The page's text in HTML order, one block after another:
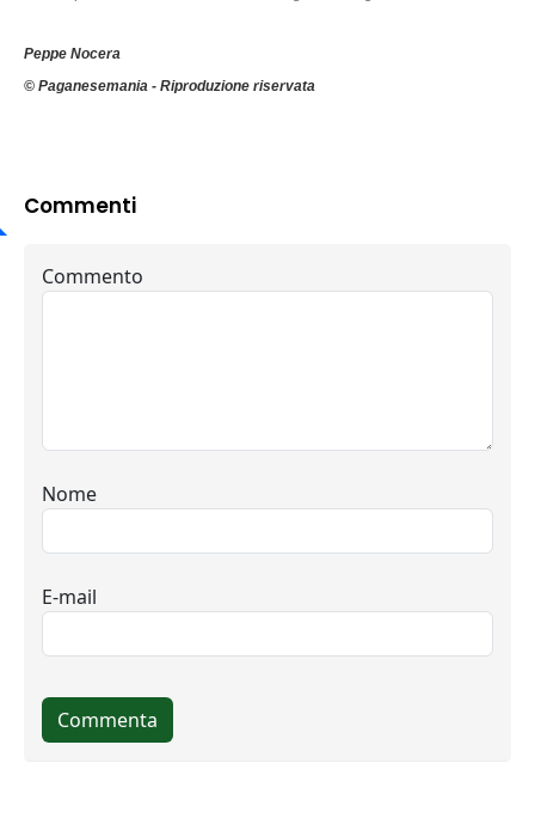
Peppe Nocera
© Paganesemania - Riproduzione riservata
Commenti